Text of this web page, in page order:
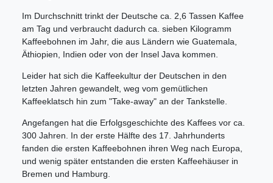
Im Durchschnitt trinkt der Deutsche ca. 2,6 Tassen Kaffee
am Tag und verbraucht dadurch ca. sieben Kilogramm
Kaffeebohnen im Jahr, die aus Ländern wie Guatemala,
Äthiopien, Indien oder von der Insel Java kommen.
Leider hat sich die Kaffeekultur der Deutschen in den
letzten Jahren gewandelt, weg vom gemütlichen
Kaffeeklatsch hin zum "Take-away" an der Tank­s‍telle.
Angefangen hat die Erfolgsgeschichte des Kaffees vor ca.
300 Jahren. In der er­s‍te Hälfte des 17. Jahrhunderts
fanden die er­s‍ten Kaffeebohnen ihren Weg nach Europa,
und wenig später ent­s‍tanden die er­s‍ten Kaffeehäuser in
Bremen und Hamburg.